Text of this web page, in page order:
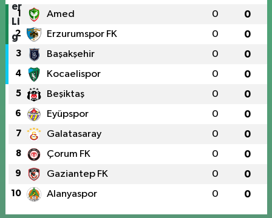
1 Amed 0 0
2 Erzurumspor FK 0 0
3 Başakşehir 0 0
4 Kocaelispor 0 0
5 Beşiktaş 0 0
6 Eyüpspor 0 0
7 Galatasaray 0 0
8 Çorum FK 0 0
9 Gaziantep FK 0 0
10 Alanyaspor 0 0